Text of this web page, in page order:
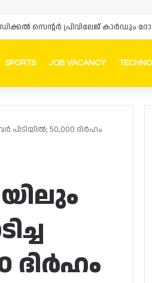
സെന്റർ പ്രിവിലേജ്
SPORTS JOB VACANCY
50,000 ദിർഹം
ദിർഹം